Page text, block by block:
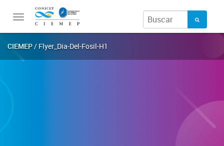
Toggle
navigation
CIEMEP/ Flyer_Dia-Del-Fosil-H1